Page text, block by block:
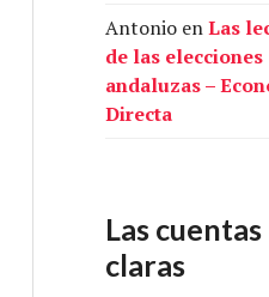
Antonio enLas
de las elecciones
andaluzas –
Directa
Las cuentas
claras